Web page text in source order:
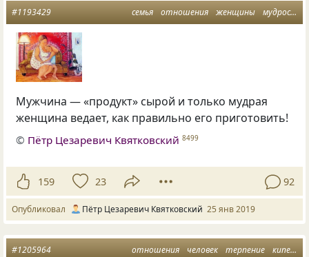
семья отношения женщины мудрость
#1193429
Мужчина — «продукт» сырой и только мудрая
женщина ведает, как правильно его приготовить!
© Пётр Цезаревич Квятковский 8499
159 23 92
Опубликовал Пётр Цезаревич Квятковский 25 янв 2019
отношения человек терпение кипение
#1205964